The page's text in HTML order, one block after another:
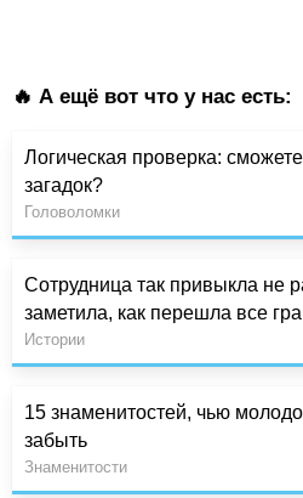
🔥 А ещё вот что у нас есть:
Логическая проверка:
загадок?
Головоломки
Сотрудница так привыкла не
заметила, как перешла все
Истории
15 знаменитостей, чью
забыть
Знаменитости